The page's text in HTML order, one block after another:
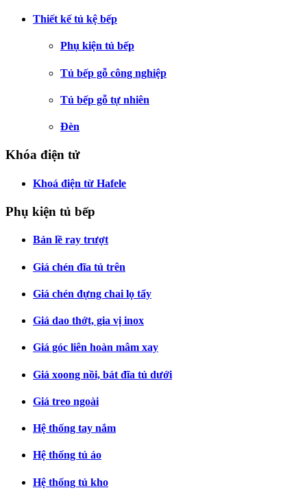
Thiết kế tủ kệ bếp
Phụ kiện tủ bếp
Tủ bếp gỗ công nghiệp
Tủ bếp gỗ tự nhiên
Đèn
Khóa điện tử
Khoá điện từ Hafele
Phụ kiện tủ bếp
Bản lề ray trượt
Giá chén đĩa tủ trên
Giá chén đựng chai lọ tẩy
Giá dao thớt, gia vị inox
Giá góc liên hoàn mâm xay
Giá xoong nồi, bát đĩa tủ dưới
Giá treo ngoài
Hệ thống tay nắm
Hệ thống tủ áo
Hệ thống tủ kho